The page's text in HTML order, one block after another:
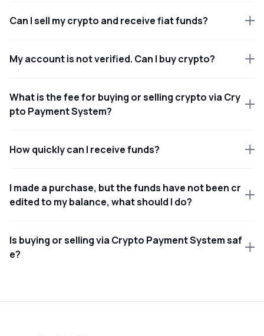
Can I sell my crypto and receive fiat funds?
My account is not verified. Can I buy crypto?
What is the fee for buying or selling crypto via Cry
pto Payment System?
How quickly can I receive funds?
I made a purchase, but the funds have not been cr
edited to my balance, what should I do?
Is buying or selling via Crypto Payment System saf
e?